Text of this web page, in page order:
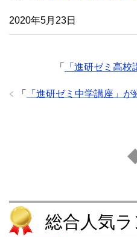
2020年5月23日
「 「進研ゼミ高
「 「進研ゼミ中学講座」
総合人気